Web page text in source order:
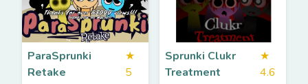
ParaSprunki
Retake
★
5
Sprunki Clukr
Treatment
★
4.6